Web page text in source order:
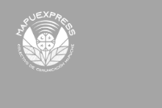
main